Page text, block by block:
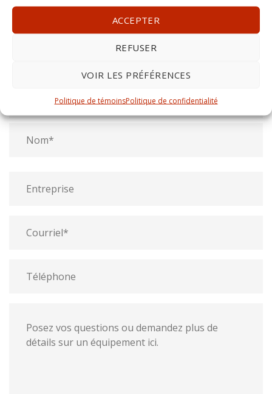
ACCEPTER
REFUSER
VOIR LES PRÉFÉRENCES
Politique de témoinsPolitique de confidentialité
1-613-806-8686
ou remplissez ce formulaire, un représentant vous
nom